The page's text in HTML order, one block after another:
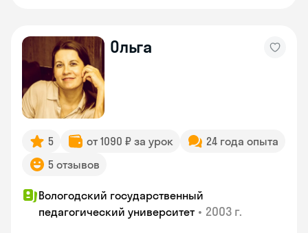
Ольга
5 от 1090 ₽ за урок
24 года опыта
5 отзывов
Вологодский государственный
педагогический университет • 2003 г.